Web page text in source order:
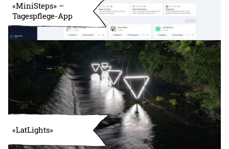
«MiniSteps» –
Tagespflege-App
«LatLights»